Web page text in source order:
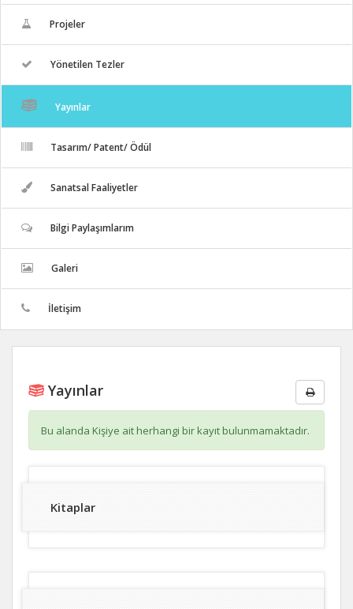
Projeler
Yönetilen Tezler
Yayınlar
Tasarım/ Patent/ Ödül
Sanatsal Faaliyetler
Bilgi Paylaşımlarım
Galeri
İletişim
Yayınlar
Bu alanda Kişiye ait herhangi bir kayıt bulunmamaktadır.
Kitaplar